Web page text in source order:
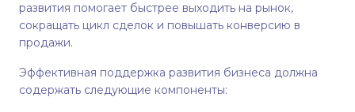
развития помогает быстрее выходить на рынок,
сокращать цикл сделок и повышать конверсию в
продажи.
Эффективная поддержка развития бизнеса должна
содержать следующие компоненты: